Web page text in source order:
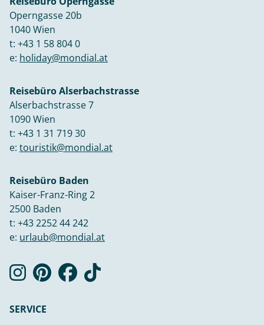
Operngasse 20b
1040 Wien
t: +43 1 58 804 0
e: holiday@mondial.at
Reisebüro Alserbachstrasse
Alserbachstrasse 7
1090 Wien
t: +43 1 31 719 30
e: touristik@mondial.at
Reisebüro Baden
Kaiser-Franz-Ring 2
2500 Baden
t: +43 2252 44 242
e: urlaub@mondial.at
SERVICE